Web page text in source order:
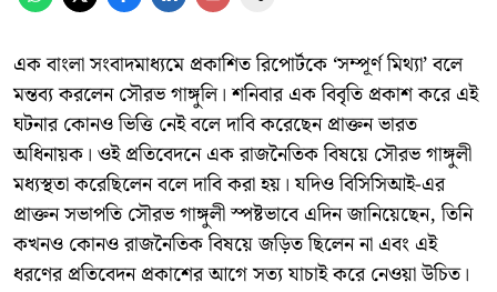
এক বাংলা সংবাদমাধ্যমে প্রকাশিত রিপোর্টকে ‘সম্পূর্ণ মিথ্যা’ বলে
মন্তব্য করলেন সৌরভ গাঙ্গুলি। শনিবার এক বিবৃতি প্রকাশ করে এই
ঘটনার কোনও ভিত্তি নেই বলে দাবি করেছেন প্রাক্তন ভারত
অধিনায়ক। ওই প্রতিবেদনে এক রাজনৈতিক বিষয়ে সৌরভ গাঙ্গুলী
মধ্যস্থতা করেছিলেন বলে দাবি করা হয়। যদিও বিসিসিআই-এর
প্রাক্তন সভাপতি সৌরভ গাঙ্গুলী স্পষ্টভাবে এদিন জানিয়েছেন, তিনি
কখনও কোনও রাজনৈতিক বিষয়ে জড়িত ছিলেন না এবং এই
ধরণের প্রতিবেদন প্রকাশের আগে সত্য যাচাই করে নেওয়া উচিত।